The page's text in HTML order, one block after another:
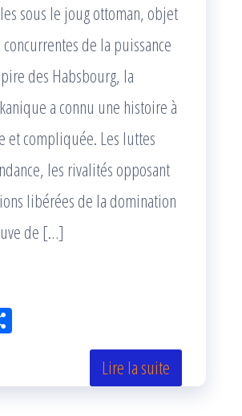
sous le joug ottoman, objet
de la puissance
des Habsbourg, la
a connu une histoire à
et compliquée. Les luttes
les rivalités opposant
libérées de la domination
de […]
r
Lire la suite